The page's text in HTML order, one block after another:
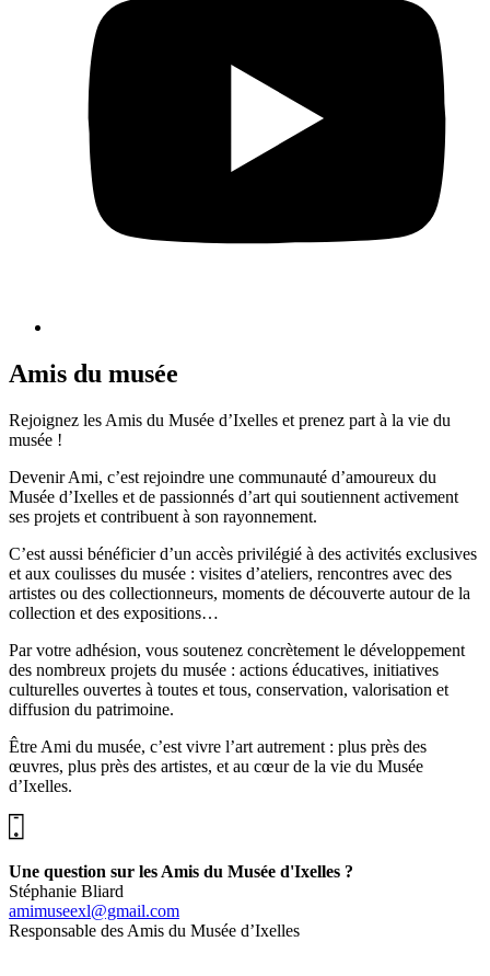
Amis du musée
Rejoignez les Amis du Musée d’Ixelles et prenez part à la vie du
musée !
Devenir Ami, c’est rejoindre une communauté d’amoureux du
Musée d’Ixelles et de passionnés d’art qui soutiennent activement
ses projets et contribuent à son rayonnement.
C’est aussi bénéficier d’un accès privilégié à des activités exclusives
et aux coulisses du musée : visites d’ateliers, rencontres avec des
artistes ou des collectionneurs, moments de découverte autour de la
collection et des expositions…
Par votre adhésion, vous soutenez concrètement le développement
des nombreux projets du musée : actions éducatives, initiatives
culturelles ouvertes à toutes et tous, conservation, valorisation et
diffusion du patrimoine.
Être Ami du musée, c’est vivre l’art autrement : plus près des
œuvres, plus près des artistes, et au cœur de la vie du Musée
d’Ixelles.
Une question sur les Amis du Musée d'Ixelles ?
Stéphanie Bliard
amimuseexl@gmail.com
Responsable des Amis du Musée d’Ixelles